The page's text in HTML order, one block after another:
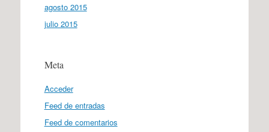
agosto 2015
julio 2015
Meta
Acceder
Feed de entradas
Feed de comentarios